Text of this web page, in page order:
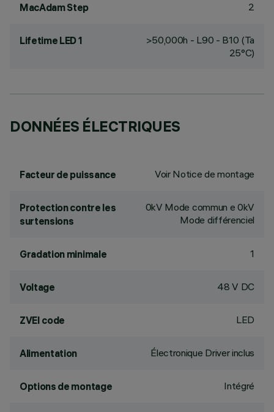
MacAdam Step 2
Lifetime LED 1
>50,000h - L90 - B10 (Ta
25°C)
DONNÉES ÉLECTRIQUES
Facteur de puissance Voir Notice de montage
Protection contre les
surtensions
0kV Mode commun e 0kV
Mode différenciel
Gradation minimale 1
Voltage 48 V DC
ZVEI code LED
Alimentation Électronique Driver inclus
Options de montage Intégré